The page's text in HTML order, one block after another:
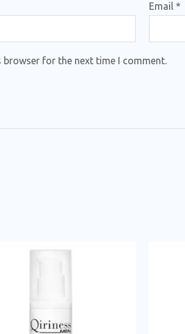
Email *
browser for the next time I comment.